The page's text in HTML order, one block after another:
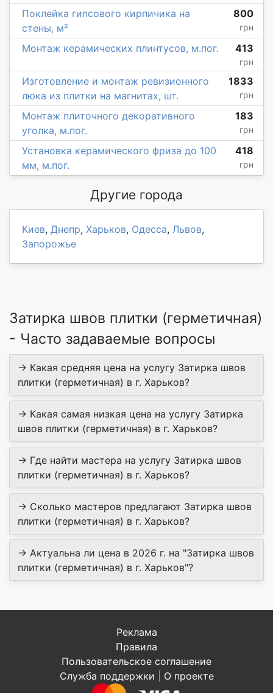
Поклейка гипсового кирпичика на
стены, м²
800
грн
Монтаж керамических плинтусов, м.пог. 413
грн
Изготовление и монтаж ревизионного
люка из плитки на магнитах, шт.
1833
грн
Монтаж плиточного декоративного
уголка, м.пог.
183
грн
Установка керамического фриза до 100
мм, м.пог.
418
грн
Другие города
Киев, Днепр, Харьков, Одесса, Львов,
Запорожье
Затирка швов плитки (герметичная)
- Часто задаваемые вопросы
→ Какая средняя цена на услугу Затирка швов
плитки (герметичная) в г. Харьков?
→ Какая самая низкая цена на услугу Затирка
швов плитки (герметичная) в г. Харьков?
→ Где найти мастера на услугу Затирка швов
плитки (герметичная) в г. Харьков?
→ Сколько мастеров предлагают Затирка швов
плитки (герметичная) в г. Харьков?
→ Актуальна ли цена в 2026 г. на "Затирка швов
плитки (герметичная) в г. Харьков"?
Реклама
Правила
Пользовательское соглашение
Служба поддержки
О проекте